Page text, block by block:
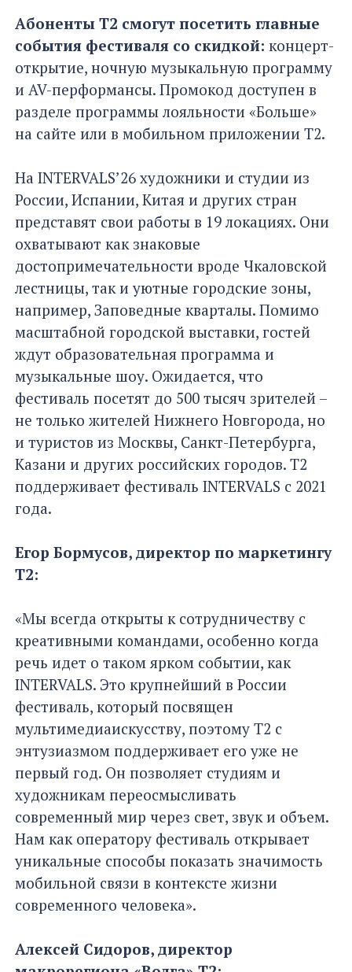
Абоненты Т2 смогут посетить главные
события фестиваля со скидкой: концерт-
открытие, ночную музыкальную программу
и AV-перформансы. Промокод доступен в
разделе программы лояльности «Больше»
на сайте или в мобильном приложении Т2.
На INTERVALS’26 художники и студии из
России, Испании, Китая и других стран
представят свои работы в 19 локациях. Они
охватывают как знаковые
достопримечательности вроде Чкаловской
лестницы, так и уютные городские зоны,
например, Заповедные кварталы. Помимо
масштабной городской выставки, гостей
ждут образовательная программа и
музыкальные шоу. Ожидается, что
фестиваль посетят до 500 тысяч зрителей –
не только жителей Нижнего Новгорода, но
и туристов из Москвы, Санкт-Петербурга,
Казани и других российских городов. Т2
поддерживает фестиваль INTERVALS с 2021
года.
Егор Бормусов, директор по маркетингу
Т2:
«Мы всегда открыты к сотрудничеству с
креативными командами, особенно когда
речь идет о таком ярком событии, как
INTERVALS. Это крупнейший в России
фестиваль, который посвящен
мультимедиаискусству, поэтому Т2 с
энтузиазмом поддерживает его уже не
первый год. Он позволяет студиям и
художникам переосмысливать
современный мир через свет, звук и объем.
Нам как оператору фестиваль открывает
уникальные способы показать значимость
мобильной связи в контексте жизни
современного человека».
Алексей Сидоров, директор